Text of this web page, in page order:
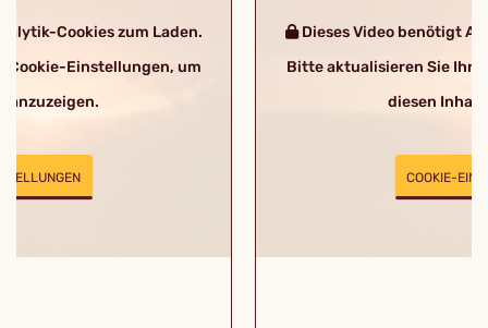
Cookies zum Laden.
Cookie-Einstellungen, um
anzuzeigen.
Dieses Video benötigt
Bitte aktualisieren Sie
diesen Inhalt
COOKIE-